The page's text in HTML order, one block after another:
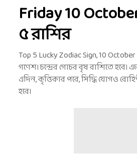
Friday 10
৫ রাশির
Top 5 Lucky Zodiac Sign, 10
গণেশ। চন্দ্রের গোচর বৃষ রাশিতে
এদিন, কৃত্তিকার পরে, সিদ্ধি যোগও
হবে।